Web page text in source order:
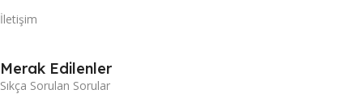
İletişim
Merak Edilenler
Sıkça Sorulan Sorular